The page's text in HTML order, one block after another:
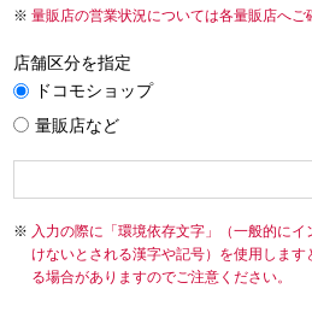
量販店の営業状況については各量販店へご
店舗区分を指定
ドコモショップ
量販店など
入力の際に「環境依存文字」（一般的に
けないとされる漢字や記号）を使用しま
る場合がありますのでご注意ください。